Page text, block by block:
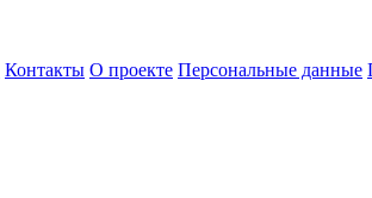
Контакты О проекте Персональные данные